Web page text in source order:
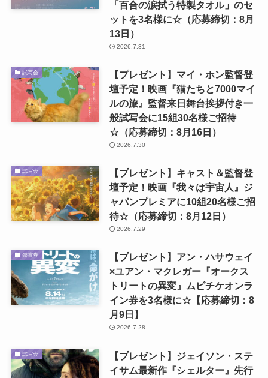
「百合の涙拭う特製タオル」のセ
ットを3名様に☆（応募締切：8月
13日）
2026.7.31
試写会
【プレゼント】マイ・ホン監督登
壇予定！映画『猫たちと7000マイ
ルの旅』監督来日舞台挨拶付き一
般試写会に15組30名様ご招待
☆（応募締切：8月16日）
2026.7.30
試写会
【プレゼント】キャスト＆監督登
壇予定！映画『我々は宇宙人』ジ
ャパンプレミアに10組20名様ご招
待☆（応募締切：8月12日）
2026.7.29
鑑賞券
【プレゼント】アン・ハサウェイ
×ユアン・マクレガー『オークス
トリートの異変』ムビチケオンラ
イン券を3名様に☆【応募締切：8
月9日】
2026.7.28
試写会
【プレゼント】ジェイソン・ステ
イサム最新作『シェルター』先行